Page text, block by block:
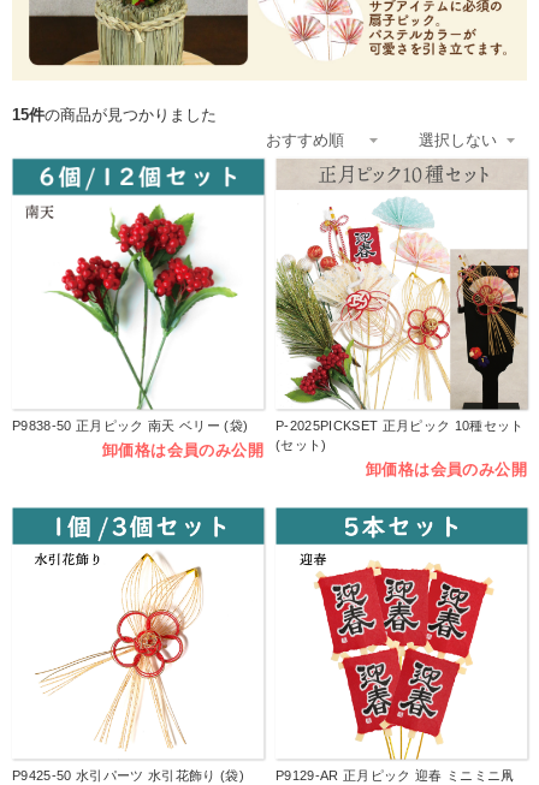
15件の商品が見つかりました
P9838-50 正月ピック 南天 ベリー (袋)
卸価格は会員のみ公開
P-2025PICKSET 正月ピック 10種セット
(セット)
卸価格は会員のみ公開
P9425-50 水引パーツ 水引花飾り (袋)
P9129-AR 正月ピック 迎春 ミニミニ凧